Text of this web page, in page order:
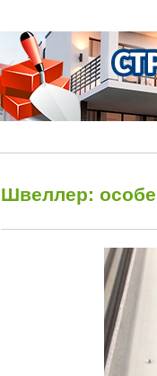
Швеллер: